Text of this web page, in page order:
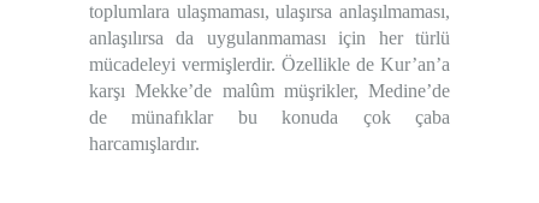
toplumlara ulaşmaması, ulaşırsa anlaşılmaması,
anlaşılırsa da uygulanmaması için her türlü
mücadeleyi vermişlerdir. Özellikle de Kur’an’a
karşı Mekke’de malûm müşrikler, Medine’de
de münafıklar bu konuda çok çaba
harcamışlardır.